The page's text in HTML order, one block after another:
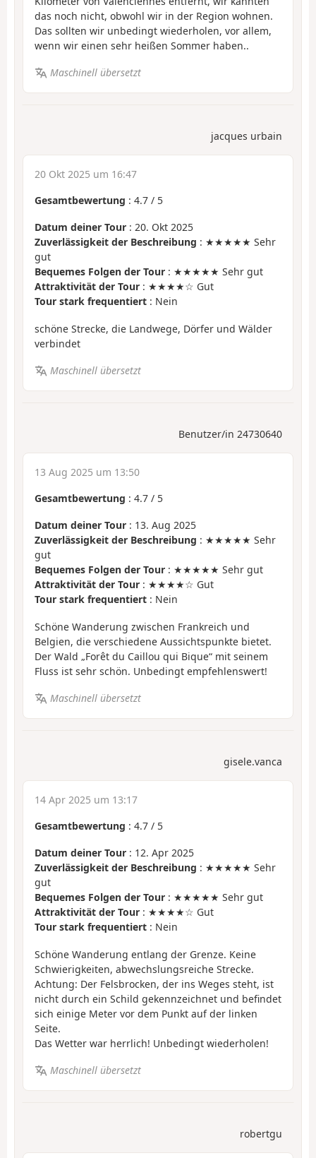
das noch nicht, obwohl wir in der Region wohnen.
Das sollten wir unbedingt wiederholen, vor allem,
wenn wir einen sehr heißen Sommer haben..
Maschinell übersetzt
jacques urbain
20 Okt 2025 um 16:47
Gesamtbewertung : 4.7 / 5
Datum deiner Tour : 20. Okt 2025
Zuverlässigkeit der Beschreibung : ★★★★★ Sehr
gut
Bequemes Folgen der Tour : ★★★★★ Sehr gut
Attraktivität der Tour : ★★★★☆ Gut
Tour stark frequentiert : Nein
schöne Strecke, die Landwege, Dörfer und Wälder
verbindet
Maschinell übersetzt
Benutzer/in 24730640
13 Aug 2025 um 13:50
Gesamtbewertung : 4.7 / 5
Datum deiner Tour : 13. Aug 2025
Zuverlässigkeit der Beschreibung : ★★★★★ Sehr
gut
Bequemes Folgen der Tour : ★★★★★ Sehr gut
Attraktivität der Tour : ★★★★☆ Gut
Tour stark frequentiert : Nein
Schöne Wanderung zwischen Frankreich und
Belgien, die verschiedene Aussichtspunkte bietet.
Der Wald „Forêt du Caillou qui Bique“ mit seinem
Fluss ist sehr schön. Unbedingt empfehlenswert!
Maschinell übersetzt
gisele.vanca
14 Apr 2025 um 13:17
Gesamtbewertung : 4.7 / 5
Datum deiner Tour : 12. Apr 2025
Zuverlässigkeit der Beschreibung : ★★★★★ Sehr
gut
Bequemes Folgen der Tour : ★★★★★ Sehr gut
Attraktivität der Tour : ★★★★☆ Gut
Tour stark frequentiert : Nein
Schöne Wanderung entlang der Grenze. Keine
Schwierigkeiten, abwechslungsreiche Strecke.
Achtung: Der Felsbrocken, der ins Weges steht, ist
nicht durch ein Schild gekennzeichnet und befindet
sich einige Meter vor dem Punkt auf der linken
Seite.
Das Wetter war herrlich! Unbedingt wiederholen!
Maschinell übersetzt
robertgu